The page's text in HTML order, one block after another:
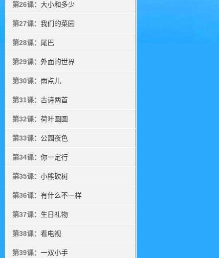
第26课： 大小和多少
第27课： 我们的菜园
第28课： 尾巴
第29课： 外面的世界
第30课： 雨点儿
第31课： 古诗两首
第32课： 荷叶圆圆
第33课： 公园夜色
第34课： 你一定行
第35课： 小熊砍树
第36课： 有什么不一样
第37课： 生日礼物
第38课： 看电视
第39课： 一双小手